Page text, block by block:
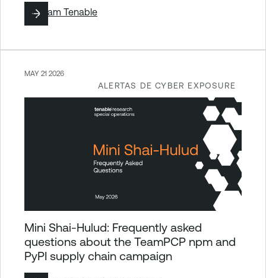
ByTeam Tenable
ALERTAS DE CYBER EXPOSURE
MAY 21 2026
Mini Shai-Hulud: Frequently asked
questions about the TeamPCP npm and
PyPI supply chain campaign